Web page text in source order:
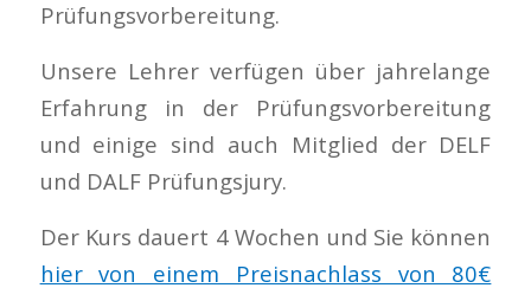
Prüfungsvorbereitung.
Unsere Lehrer verfügen über jahrelange
Erfahrung in der Prüfungsvorbereitung
und einige sind auch Mitglied der DELF
und DALF Prüfungsjury.
Der Kurs dauert 4 Wochen und Sie können
hier von einem Preisnachlass von 80€